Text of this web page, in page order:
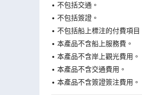
不包括交通。
不包括簽證。
不包括船上標注的付費項目
本產品不含船上服務費。
本產品不含岸上觀光費用。
本產品不含交通費用。
本產品不含簽證簽注費用。